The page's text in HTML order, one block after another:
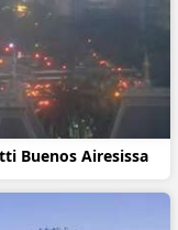
Buenos Airesissa